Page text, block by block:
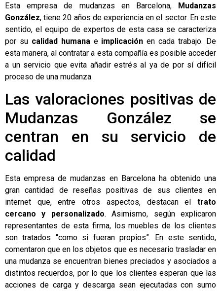
Estaempresa de mudanzas en Barcelona, Mudanzas
González, tiene 20 años de experiencia en el sector. En este
sentido, el equipo de expertos de esta casa se caracteriza
por sucalidad humana e implicación en cada trabajo. De
esta manera, al contratar a esta compañía es posible acceder
a un servicio que evita añadir estrés al ya de por sí difícil
proceso de una mudanza.
Las valoraciones positivas de
Mudanzas González se
centran en su servicio de
calidad
Esta empresa de mudanzas en Barcelona ha obtenido una
gran cantidad de reseñas positivas de sus clientes en
internet que, entre otros aspectos, destacan el trato
cercano y personalizado. Asimismo, según explicaron
representantes de esta firma, los muebles de los clientes
son tratados “como si fueran propios”. En este sentido,
comentaron que en los objetos que es necesario trasladar en
una mudanza se encuentran bienes preciados y asociados a
distintos recuerdos, por lo que los clientes esperan que las
acciones de carga y descarga sean ejecutadas con sumo